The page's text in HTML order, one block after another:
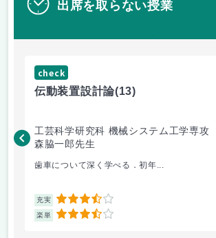
出席を取らない授業
check
伝動装置設計論(13)
工芸科学研究科 機械システム工学専攻
森脇一郎先生
歯車について深く学べる．初年...
充実 3.5
楽単 3.5